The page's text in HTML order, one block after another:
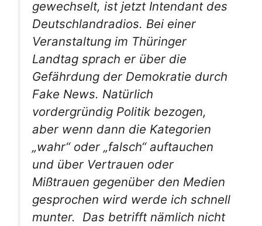
gewechselt, ist jetzt Intendant des
Deutschlandradios. Bei einer
Veranstaltung im Thüringer
Landtag sprach er über die
Gefährdung der Demokratie durch
Fake News. Natürlich
vordergründig Politik bezogen,
aber wenn dann die Kategorien
„wahr“ oder „falsch“ auftauchen
und über Vertrauen oder
Mißtrauen gegenüber den Medien
gesprochen wird werde ich schnell
munter. Das betrifft nämlich nicht